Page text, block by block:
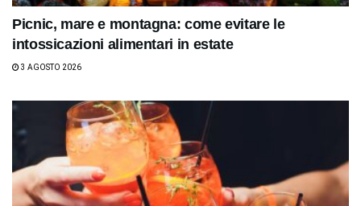
Picnic, mare e montagna: come evitare le
intossicazioni alimentari in estate
3 AGOSTO 2026